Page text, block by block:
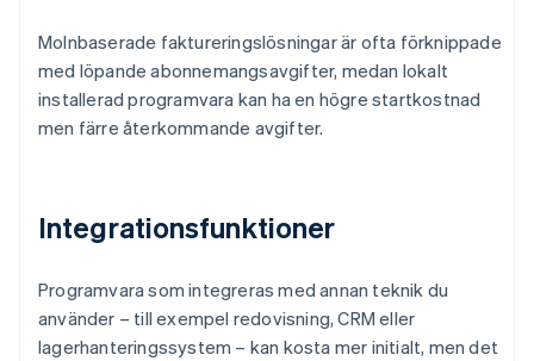
Molnbaserade faktureringslösningar är ofta förknippade
med löpande abonnemangsavgifter, medan lokalt
installerad programvara kan ha en högre startkostnad
men färre återkommande avgifter.
Integrationsfunktioner
Programvara som integreras med annan teknik du
använder – till exempel redovisning, CRM eller
lagerhanteringssystem – kan kosta mer initialt, men det